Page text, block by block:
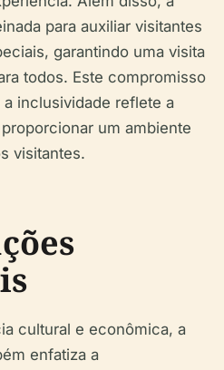
para auxiliar visitantes
garantindo uma visita
todos. Este compromisso
inclusividade reflete a
um ambiente
visitantes.
cultural e econômica, a
enfatiza a